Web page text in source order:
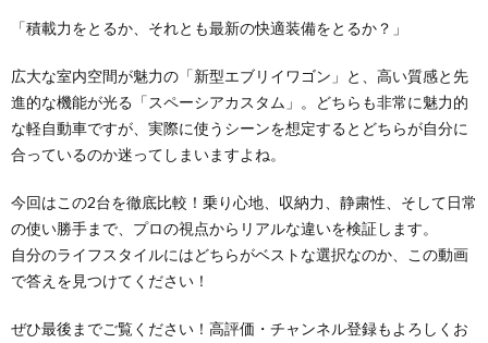
「積載力をとるか、それとも最新の快適装備をとるか？」
広大な室内空間が魅力の「新型エブリイワゴン」と、高い質感と先
進的な機能が光る「スペーシアカスタム」。どちらも非常に魅力的
な軽自動車ですが、実際に使うシーンを想定するとどちらが自分に
合っているのか迷ってしまいますよね。
今回はこの2台を徹底比較！乗り心地、収納力、静粛性、そして日常
の使い勝手まで、プロの視点からリアルな違いを検証します。
自分のライフスタイルにはどちらがベストな選択なのか、この動画
で答えを見つけてください！
ぜひ最後までご覧ください！高評価・チャンネル登録もよろしくお